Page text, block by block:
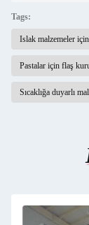
Tags:
Islak malzemeler
Pastalar için flaş
Sıcaklığa duyarlı